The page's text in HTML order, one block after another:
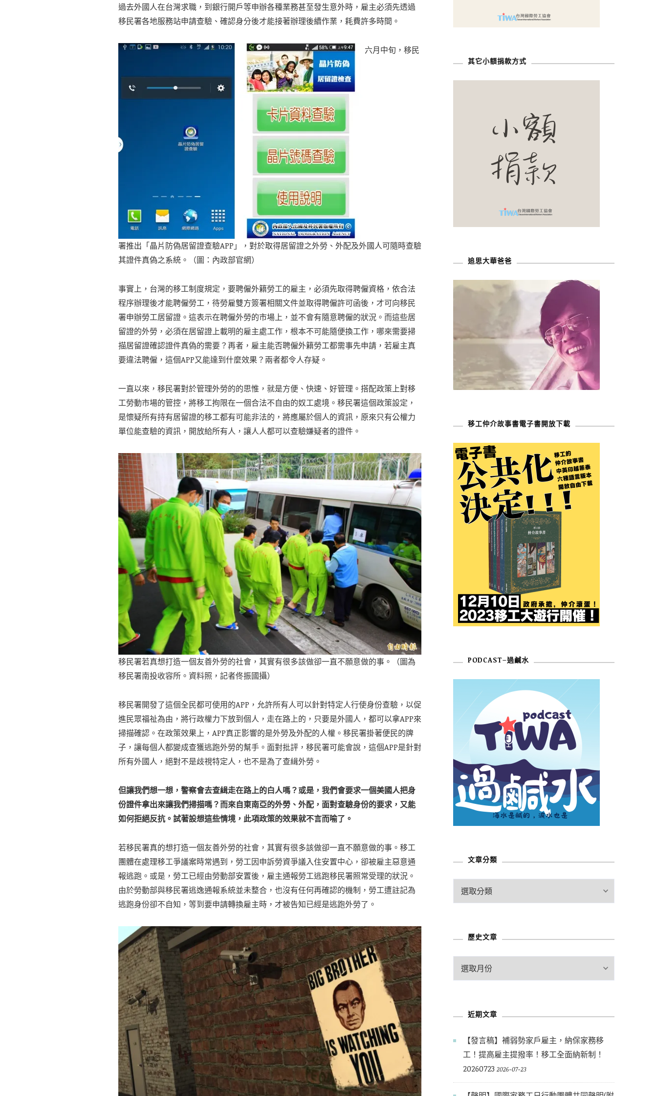
過去外國人在台灣求職，到銀行開戶等申辦各種業務甚至發生意外時，雇主必須先透過
移民署各地服務站申請查驗、確認身分後才能接著辦理後續作業，耗費許多時間。
六月中旬，移民
署推出「晶片防偽居留證查驗APP」，對於取得居留證之外勞、外配及外國人可隨時查驗
其證件真偽之系統。（圖：內政部官網）
事實上，台灣的移工制度規定，要聘僱外籍勞工的雇主，必須先取得聘僱資格，依合法
程序辦理後才能聘僱勞工，待勞雇雙方簽署相關文件並取得聘僱許可函後，才可向移民
署申辦勞工居留證。這表示在聘僱外勞的市場上，並不會有隨意聘僱的狀況。而這些居
留證的外勞，必須在居留證上載明的雇主處工作，根本不可能隨便換工作，哪來需要掃
描居留證確認證件真偽的需要？再者，雇主能否聘僱外籍勞工都需事先申請，若雇主真
要違法聘僱，這個APP又能達到什麼效果？兩者都令人存疑。
一直以來，移民署對於管理外勞的的思惟，就是方便、快速、好管理。搭配政策上對移
工勞動市場的管控，將移工拘限在一個合法不自由的奴工處境。移民署這個政策設定，
是懷疑所有持有居留證的移工都有可能非法的，將應屬於個人的資訊，原來只有公權力
單位能查驗的資訊，開放給所有人，讓人人都可以查驗嫌疑者的證件。
移民署若真想打造一個友善外勞的社會，其實有很多該做卻一直不願意做的事。（圖為
移民署南投收容所。資料照，記者佟振國攝）
移民署開發了這個全民都可使用的APP，允許所有人可以針對特定人行使身份查驗，以促
進民眾福祉為由，將行政權力下放到個人，走在路上的，只要是外國人，都可以拿APP來
掃描確認。在政策效果上，APP真正影響的是外勞及外配的人權。移民署掛著便民的牌
子，讓每個人都變成查獲逃跑外勞的幫手。面對批評，移民署可能會說，這個APP是針對
所有外國人，絕對不是歧視特定人，也不是為了查緝外勞。
但讓我們想一想，警察會去查緝走在路上的白人嗎？或是，我們會要求一個美國人把身
份證件拿出來讓我們掃描嗎？而來自東南亞的外勞、外配，面對查驗身份的要求，又能
如何拒絕反抗。試著設想這些情境，此項政策的效果就不言而喻了。
若移民署真的想打造一個友善外勞的社會，其實有很多該做卻一直不願意做的事。移工
團體在處理移工爭議案時常遇到，勞工因申訴勞資爭議入住安置中心，卻被雇主惡意通
報逃跑。或是，勞工已經由勞動部安置後，雇主通報勞工逃跑移民署照常受理的狀況。
由於勞動部與移民署逃逸通報系統並未整合，也沒有任何再確認的機制，勞工遭註記為
逃跑身份卻不自知，等到要申請轉換雇主時，才被告知已經是逃跑外勞了。
其它小額捐款方式
追思大華爸爸
移工仲介故事書電子書開放下載
PODCAST–過鹹水
文章分類
歷史文章
近期文章
【發言稿】補弱勢家戶雇主，納保家務移
工！提高雇主提撥率！移工全面納新制！
20260723 2026-07-23